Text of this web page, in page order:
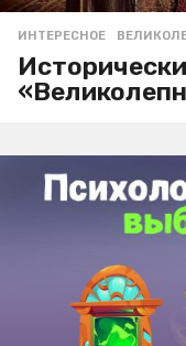
ИНТЕРЕСНОЕ